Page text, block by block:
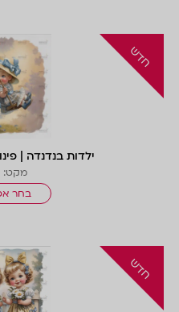
ילדות בנדנדה |
מקט: 1825C
בחר